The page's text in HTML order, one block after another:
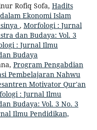
Rofiq Sofa, Hadits
Ekonomi Islam
, Morfologi : Jurnal
dan Budaya: Vol. 3
: Jurnal Ilmu
Budaya
Program Pengabdian
Pembelajaran Nahwu
Motivator Qur'an
: Jurnal Ilmu
Budaya: Vol. 3 No. 3
Ilmu Pendidikan,